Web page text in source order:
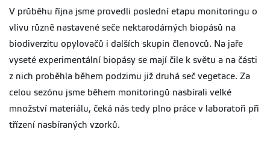
V průběhu října jsme provedli poslední etapu monitoringu o
vlivu různě nastavené seče nektarodárných biopásů na
biodiverzitu opylovačů i dalších skupin členovců. Na jaře
vyseté experimentální biopásy se mají čile k světu a na části
z nich proběhla během podzimu již druhá seč vegetace. Za
celou sezónu jsme během monitoringů nasbírali velké
množství materiálu, čeká nás tedy plno práce v laboratoři při
třízení nasbíraných vzorků.